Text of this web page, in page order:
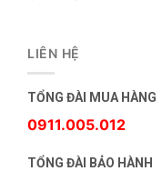
LIÊN HỆ
TỔNG ĐÀI MUA HÀNG
0911.005.012
TỔNG ĐÀI BẢO HÀNH